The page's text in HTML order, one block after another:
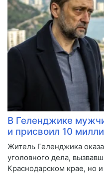
В Геленджике
и присвоил 10
Житель Геленджика
уголовного дела,
Краснодарском крае, но